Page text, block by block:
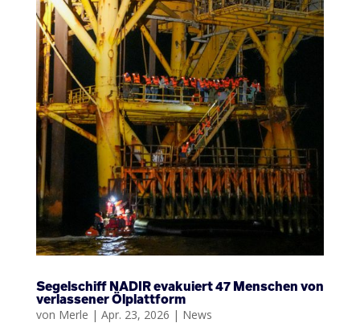
Segelschiff NADIR evakuiert 47 Menschen von
verlassener Ölplattform
von Merle | Apr. 23, 2026 | News